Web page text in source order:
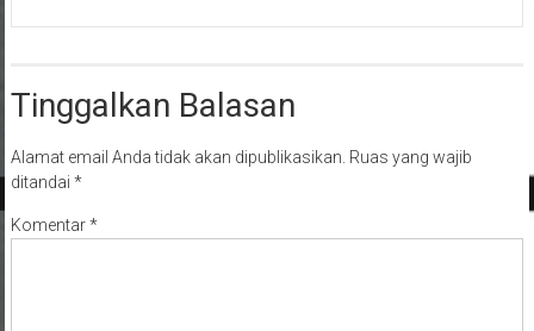
Tinggalkan Balasan
Alamat email Anda tidak akan dipublikasikan. Ruas yang wajib
ditandai *
Komentar*